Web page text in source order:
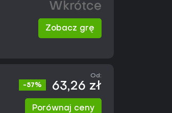
Wkrótce
Zobacz grę
-57%
Od:
63,26 zł
Porównaj ceny